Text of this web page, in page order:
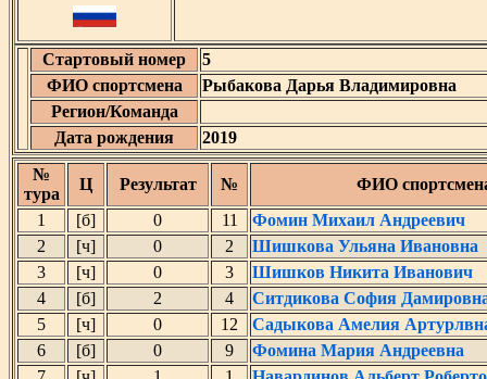
Стартовый номер
5
ФИО спортсмена
Рыбакова Дарья Владимировна
Регион/Команда
Дата рождения
2019
№
тура
Ц Результат №
ФИО
1
[б] 0 11
Фомин Михаил Андреевич
2
[ч] 0 2
Шишкова Ульяна Ивановна
3
[ч] 0 3
Шишков Никита Иванович
4
[б] 2 4
Ситдикова София
5
[ч] 0 12
Садыкова Амелия
6
[б] 0 9
Фомина Мария Андреевна